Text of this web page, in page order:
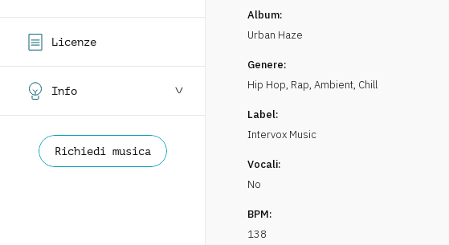
Licenze
Info
Richiedi musica
Album:
Urban Haze
Genere:
Hip Hop, Rap, Ambient, Chill
Label:
Intervox Music
Vocali:
No
BPM:
138